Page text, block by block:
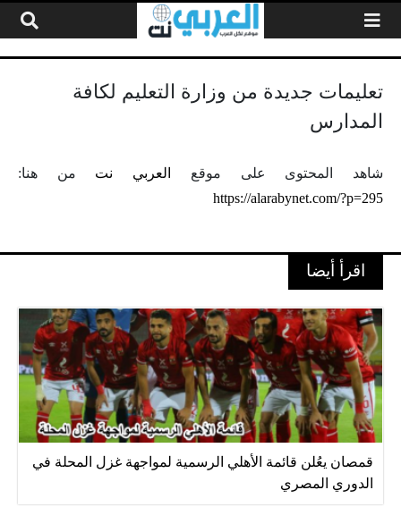
تعليمات جديدة من وزارة التعليم لكافة
المدارس
شاهد المحتوى على موقع العربي نت من هنا:
https://alarabynet.com/?p=295
اقرأ أيضا
قمصان يعُلن قائمة الأهلي الرسمية لمواجهة غزل المحلة في
الدوري المصري